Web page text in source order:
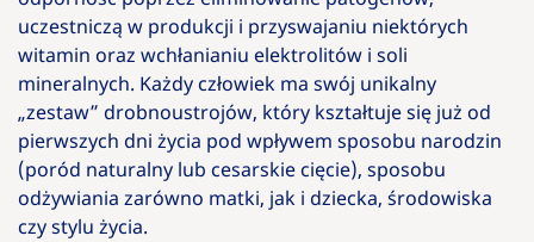
uczestniczą w produkcji i przyswajaniu niektórych
witamin oraz wchłanianiu elektrolitów i soli
mineralnych. Każdy człowiek ma swój unikalny
„zestaw” drobnoustrojów, który kształtuje się już od
pierwszych dni życia pod wpływem sposobu narodzin
(poród naturalny lub cesarskie cięcie), sposobu
odżywiania zarówno matki, jak i dziecka, środowiska
czy stylu życia.